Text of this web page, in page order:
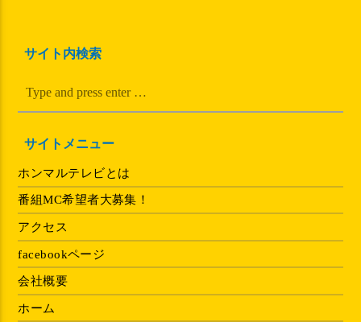
サイト内検索
サイトメニュー
ホンマルテレビとは
番組MC希望者大募集！
アクセス
facebookページ
会社概要
ホーム